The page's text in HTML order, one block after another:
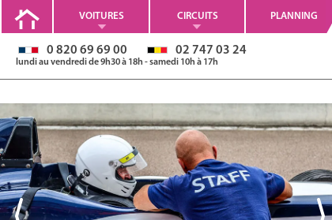
VOITURES CIRCUITS PLANNING
0 820 69 69 00 02 747 03 24
lundi au vendredi de 9h30 à 18h - samedi 10h à 17h